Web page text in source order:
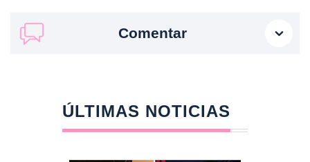
Comentar
ÚLTIMAS NOTICIAS